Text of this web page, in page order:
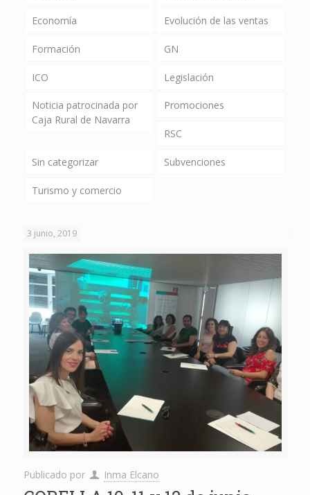
Economía Evolución de las ventas
Formación GN
ICO Legislación
Noticia patrocinada por
Caja Rural de Navarra
Promociones
RSC
Sin categorizar Subvenciones
Turismo y comercio
3 junio, 2019
Publicado por Inma Elcano